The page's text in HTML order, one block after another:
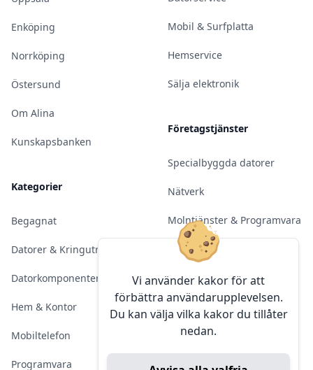
Vi använder kakor för att
förbättra användarupplevelsen.
Du kan välja vilka kakor du tillåter
nedan.
Enköping
Norrköping
Östersund
Om Alina
Kunskapsbanken
Kategorier
Begagnat
Datorer & Kringutrustning
Datorkomponenter
Hem & Kontor
Mobiltelefon
Programvara
Mobil & Surfplatta
Hemservice
Sälja elektronik
Företagstjänster
Specialbyggda datorer
Nätverk
Molntjänster & Programvara
Server & Backup
Kameraövervakning
Konferens & Public Display
Sälja elektronik